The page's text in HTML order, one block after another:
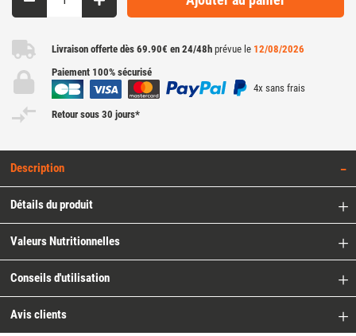
Livraison offerte dès 69.90€ en 24/48h prévue le 12/08/2026
Paiement 100% sécurisé
4x sans frais
Retour sous 30 jours*
Description
Détails du produit
Valeurs Nutritionnelles
Conseils d'utilisation
Avis clients